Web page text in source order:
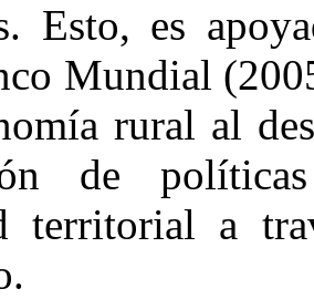
Esto, es
Mundial
rural al
de
territorial a